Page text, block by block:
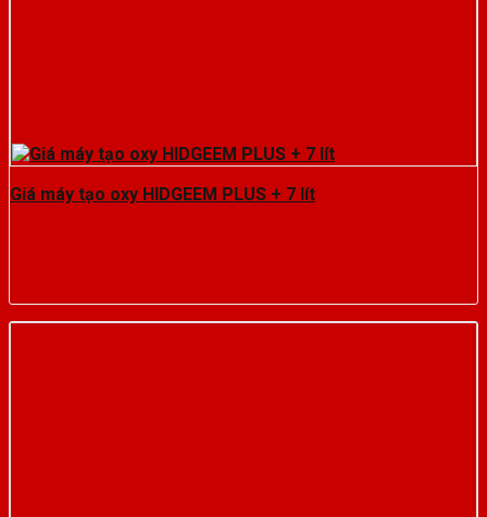
Giá máy tạo oxy HIDGEEM PLUS + 7 lít